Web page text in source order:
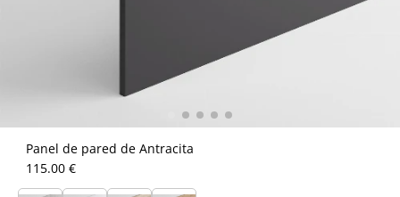
Panel de pared de Antracita
115.00 €